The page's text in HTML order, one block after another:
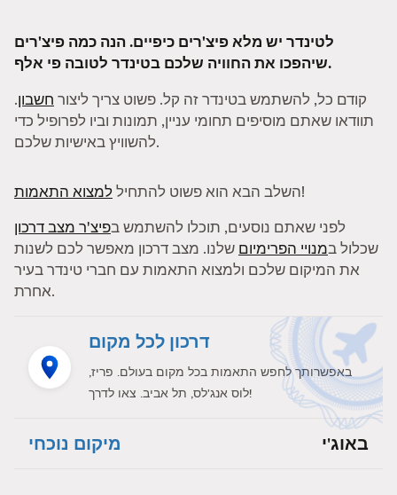
לטינדר יש מלא פיצ'רים כיפיים. הנה כמה פיצ'רים
שיהפכו את החוויה שלכם בטינדר לטובה פי אלף.
קודם כל, להשתמש בטינדר זה קל. פשוט צריך ליצור חשבון.
תוודאו שאתם מוסיפים תחומי עניין, תמונות וביו לפרופיל כדי
להשוויץ באישיות שלכם.
השלב הבא הוא פשוט להתחיללמצוא התאמות
!
לפני שאתם נוסעים, תוכלו להשתמש בפיצ'ר מצב דרכון
שכלול במנויי הפרימיום שלנו. מצב דרכון מאפשר לכם לשנות
את המיקום שלכם ולמצוא התאמות עם חברי טינדר בעיר
אחרת.
דרכון לכל מקום
באפשרותך לחפש התאמות בכל מקום בעולם. פריז,
לוס אנג'לס, תל אביב. צאו לדרך!
מיקום נוכחי באוג'י